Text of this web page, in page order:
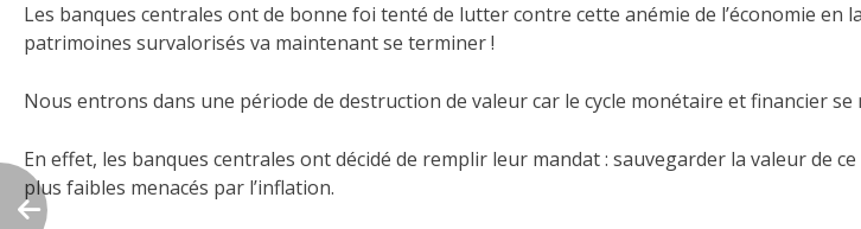
Les banques centrales ont de bonne foi tenté de lutter contre cette anémie de l’économie
patrimoines survalorisés va maintenant se terminer !
Nous entrons dans une période de destruction de valeur car le cycle monétaire et financier se
En effet, les banques centrales ont décidé de remplir leur mandat : sauvegarder la valeur de
plus faibles menacés par l’inflation.